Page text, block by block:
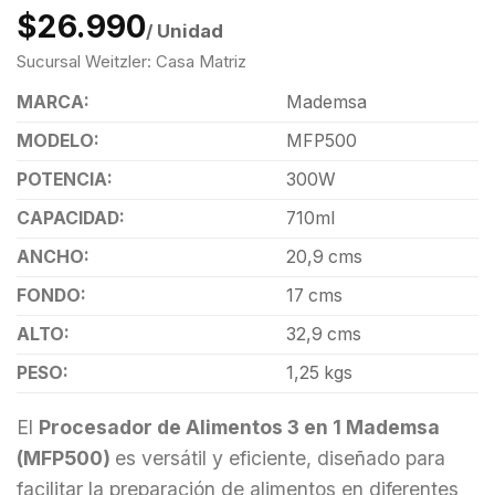
$26.990/ Unidad
Sucursal Weitzler: Casa Matriz
MARCA:
Mademsa
MODELO:
MFP500
POTENCIA:
300W
CAPACIDAD:
710ml
ANCHO:
20,9 cms
FONDO:
17 cms
ALTO:
32,9 cms
PESO:
1,25 kgs
El Procesador de Alimentos 3 en 1 Mademsa
(MFP500) es versátil y eficiente, diseñado para
facilitar la preparación de alimentos en diferentes